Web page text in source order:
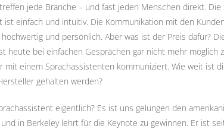
jede Branche – und fast jeden Menschen direkt. Die
ist einfach und intuitiv. Die Kommunikation mit den
und persönlich. Aber was ist der Preis dafür?
heute bei einfachen Gesprächen gar nicht mehr möglich
mit einem Sprachassistenten kommuniziert. Wie weit ist
gehalten werden?
eigentlich? Es ist uns gelungen den
in Berkeley lehrt für die Keynote zu gewinnen. Er ist